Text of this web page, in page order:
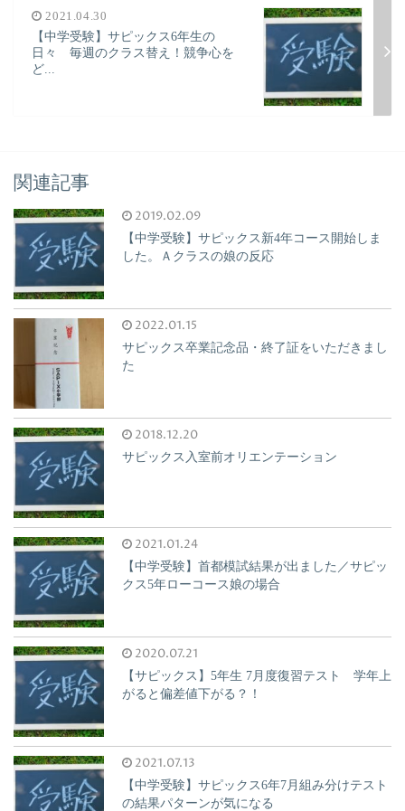
2021.04.30
【中学受験】サピックス6年生の
日々 毎週のクラス替え！競争心を
ど...
関連記事
2019.02.09
【中学受験】サピックス新4年コース開始しま
した。Ａクラスの娘の反応
2022.01.15
サピックス卒業記念品・終了証をいただきまし
た
2018.12.20
サピックス入室前オリエンテーション
2021.01.24
【中学受験】首都模試結果が出ました／サピッ
クス5年ローコース娘の場合
2020.07.21
【サピックス】5年生 7月度復習テスト 学年上
がると偏差値下がる？！
2021.07.13
【中学受験】サピックス6年7月組み分けテスト
の結果パターンが気になる